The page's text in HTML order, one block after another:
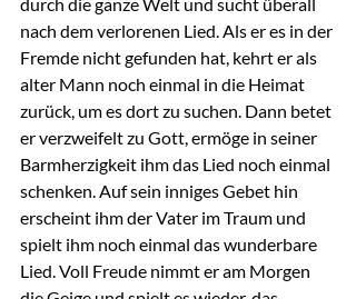
nach dem verlorenen Lied. Als er es in der
Fremde nicht gefunden hat, kehrt er als
alter Mann noch einmal in die Heimat
zurück, um es dort zu suchen. Dann betet
er verzweifelt zu Gott, ermöge in seiner
Barmherzigkeit ihm das Lied noch einmal
schenken. Auf sein inniges Gebet hin
erscheint ihm der Vater im Traum und
spielt ihm noch einmal das wunderbare
Lied. Voll Freude nimmt er am Morgen